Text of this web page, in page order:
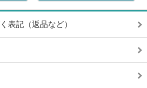
表記（返品など）